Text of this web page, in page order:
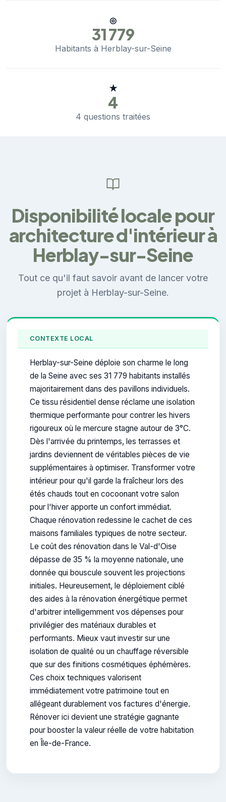
◎
31 779
Habitants à Herblay-sur-Seine
★
4
4 questions traitées
Disponibilité locale pour
architecture d'intérieur à
Herblay-sur-Seine
Tout ce qu'il faut savoir avant de lancer votre
projet à Herblay-sur-Seine.
CONTEXTE LOCAL
Herblay-sur-Seine déploie son charme le long
de la Seine avec ses 31 779 habitants installés
majoritairement dans des pavillons individuels.
Ce tissu résidentiel dense réclame une isolation
thermique performante pour contrer les hivers
rigoureux où le mercure stagne autour de 3°C.
Dès l'arrivée du printemps, les terrasses et
jardins deviennent de véritables pièces de vie
supplémentaires à optimiser. Transformer votre
intérieur pour qu'il garde la fraîcheur lors des
étés chauds tout en cocoonant votre salon
pour l'hiver apporte un confort immédiat.
Chaque rénovation redessine le cachet de ces
maisons familiales typiques de notre secteur.
Le coût des rénovation dans le Val-d'Oise
dépasse de 35 % la moyenne nationale, une
donnée qui bouscule souvent les projections
initiales. Heureusement, le déploiement ciblé
des aides à la rénovation énergétique permet
d'arbitrer intelligemment vos dépenses pour
privilégier des matériaux durables et
performants. Mieux vaut investir sur une
isolation de qualité ou un chauffage réversible
que sur des finitions cosmétiques éphémères.
Ces choix techniques valorisent
immédiatement votre patrimoine tout en
allégeant durablement vos factures d'énergie.
Rénover ici devient une stratégie gagnante
pour booster la valeur réelle de votre habitation
en Île-de-France.